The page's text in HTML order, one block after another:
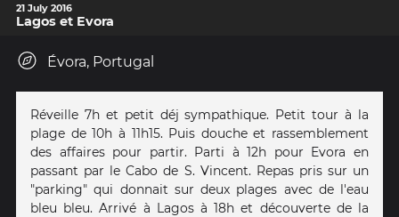
21 July 2016
Lagos et Evora
Évora, Portugal
Réveille 7h et petit déj sympathique. Petit tour à la
plage de 10h à 11h15. Puis douche et rassemblement
des affaires pour partir. Parti à 12h pour Evora en
passant par le Cabo de S. Vincent. Repas pris sur un
"parking" qui donnait sur deux plages avec de l'eau
bleu bleu. Arrivé à Lagos à 18h et découverte de la